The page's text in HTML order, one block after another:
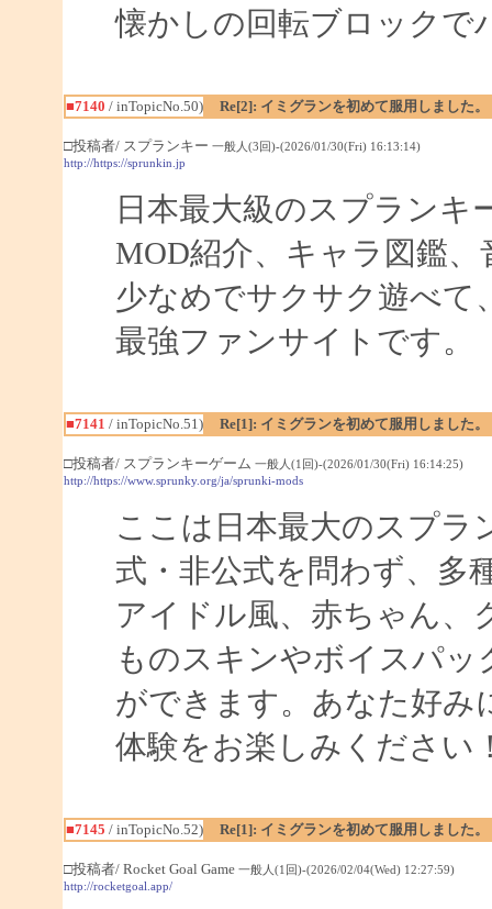
懐かしの回転ブロックで
■7140 / inTopicNo.50) Re[2]: イミグランを初めて服用しました。
□投稿者/ スプランキー 一般人(3回)-(2026/01/30(Fri) 16:13:14)
http://https://sprunkin.jp
日本最大級のスプランキ
MOD紹介、キャラ図鑑
少なめでサクサク遊べて
最強ファンサイトです。
■7141 / inTopicNo.51) Re[1]: イミグランを初めて服用しました。
□投稿者/ スプランキーゲーム 一般人(1回)-(2026/01/30(Fri) 16:14:25)
http://https://www.sprunky.org/ja/sprunki-mods
ここは日本最大のスプラ
式・非公式を問わず、多
アイドル風、赤ちゃん、
ものスキンやボイスパ
ができます。あなた好み
体験をお楽しみください
■7145 / inTopicNo.52) Re[1]: イミグランを初めて服用しました。
□投稿者/ Rocket Goal Game 一般人(1回)-(2026/02/04(Wed) 12:27:59)
http://rocketgoal.app/